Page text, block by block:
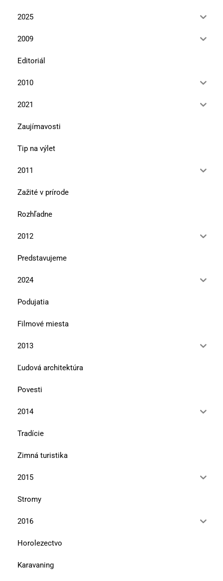
2025
2009
Editoriál
2010
2021
Zaujímavosti
Tip na výlet
2011
Zažité v prírode
Rozhľadne
2012
Predstavujeme
2024
Podujatia
Filmové miesta
2013
Ľudová architektúra
Povesti
2014
Tradície
Zimná turistika
2015
Stromy
2016
Horolezectvo
Karavaning